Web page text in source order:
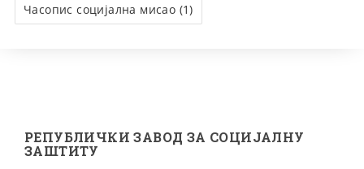
Часопис социјална мисао (1)
РЕПУБЛИЧКИ ЗАВОД ЗА СОЦИЈАЛНУ
ЗАШТИТУ